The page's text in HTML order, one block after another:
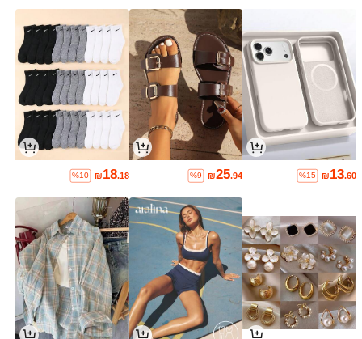
₪13.60
%15
₪25.94
%9
₪18.18
%10